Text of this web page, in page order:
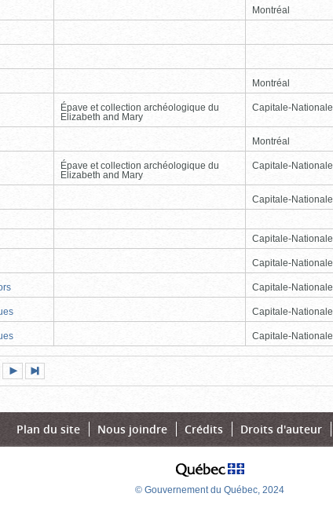
Montréal
Montréal
Épave et collection archéologique du
Elizabeth and Mary
Capitale-Nationale
Montréal
Épave et collection archéologique du
Elizabeth and Mary
Capitale-Nationale
Capitale-Nationale
Capitale-Nationale
Capitale-Nationale
Capitale-Nationale
Capitale-Nationale
Capitale-Nationale
suivante
page
Plan du site Nous joindre Crédits Droits d'auteur
© Gouvernement du Québec, 2024